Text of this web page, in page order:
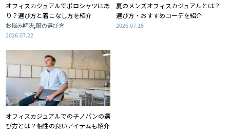
オフィスカジュアルでポロシャツはあ
り？選び方と着こなし方を紹介
お悩み解決,服の選び方
2026.07.22
夏のメンズオフィスカジュアルとは？
選び方・おすすめコーデを紹介
2026.07.15
オフィスカジュアルでのチノパンの選
び方とは？相性の良いアイテムも紹介